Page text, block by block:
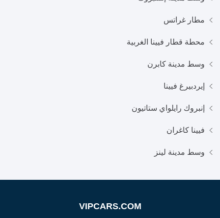
مطار غراتس
محطة قطار فيينا الغربية
وسط مدينة كابرن
إيردبيرغ فيينا
إنبروك رايلواي ستاتيون
فيينا كاغران
وسط مدينة لينز
VIPCARS.COM